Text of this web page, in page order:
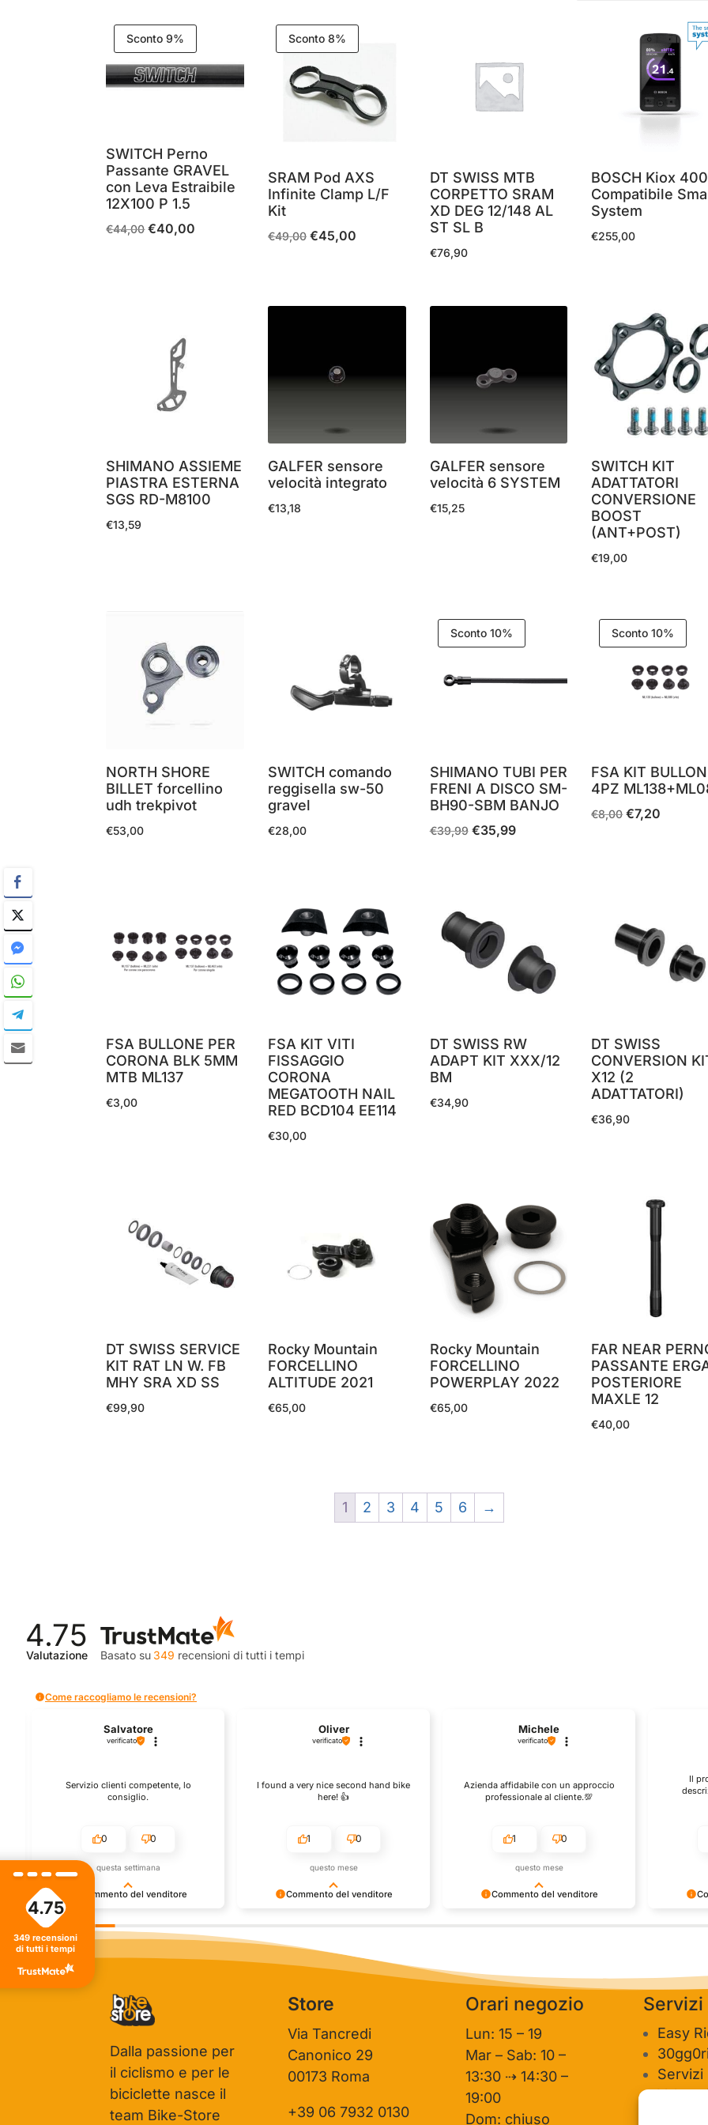
base
al
più
recente
Sconto 9%
SWITCH Perno
Passante GRAVEL
con Leva Estraibile
12X100 P 1.5
€44,00 Il
€40,00
Sconto 8%
SRAM Pod AXS
Infinite Clamp L/F
Kit
€49,00 Il
€45,00
DT SWISS MTB
CORPETTO SRAM
XD DEG 12/148 AL
ST SL B
€76,90
BOSCH Kiox
Compatibile
System
€255,00
SHIMANO ASSIEME
PIASTRA ESTERNA
SGS RD-M8100
€13,59
GALFER sensore
velocità integrato
€13,18
GALFER sensore
velocità 6 SYSTEM
€15,25
SWITCH KIT
ADATTATORI
CONVERSIONE
BOOST
(ANT+POST)
€19,00
NORTH SHORE
BILLET forcellino
udh trekpivot
€53,00
SWITCH comando
reggisella sw-50
gravel
€28,00
Sconto 10%
SHIMANO TUBI PER
FRENI A DISCO SM-
BH90-SBM BANJO
€39,99 Il
€35,99Il
Sconto 10%
FSA KIT
4PZ
€8,00 Il
€7,20
FSA BULLONE PER
CORONA BLK 5MM
MTB ML137
€3,00
FSA KIT VITI
FISSAGGIO
CORONA
MEGATOOTH NAIL
RED BCD104 EE114
€30,00
DT SWISS RW
ADAPT KIT XXX/12
BM
€34,90
DT SWISS
CONVERSION
X12 (2
ADATTATORI)
€36,90
DT SWISS SERVICE
KIT RAT LN W. FB
MHY SRA XD SS
€99,90
Rocky Mountain
FORCELLINO
ALTITUDE 2021
€65,00
Rocky Mountain
FORCELLINO
POWERPLAY 2022
€65,00
FAR NEAR
PASSANTE
POSTERIORE
MAXLE 12
€40,00
1 2 3 4 5 6 →
4.75
Valutazione Basato su 349 recensionidi tutti i tempi
Come raccogliamo le recensioni?
Commento del venditore
Grazie per le tue belle parole! Siamo
lieti che l'acquisto sia andato liscio, e
che possiamo fornire il servizio giusto
a clienti così fantastici. Grazie ancora!
Salvatore
verificato
Servizio clienti competente, lo
consiglio.
0 0
questa settimana
Commento del venditore
così! Apprezziamo il tempo e lo sforzo
che metti nel condividere la tua
esperienza con noi. Ci vediamo in
Oliver
verificato
I found a very nice second hand bike
here! 👍️
1 0
questo mese
Commento del venditore
Saluti, personale del negozio.
Michele
verificato
Azienda affidabile con un approccio
professionale al cliente.💯
1 0
questo mese
Il
Dalla passione per
il ciclismo e per le
biciclette nasce il
team Bike-Store
Store
Via Tancredi
Canonico 29
00173 Roma
+39 06 7932 0130
Orari negozio
Lun: 15 – 19
Mar – Sab: 10 –
13:30 ⇢ 14:30 –
19:00
Dom: chiuso
Servizi
Easy
Servizi
4.75
349 recensioni
di tutti i tempi